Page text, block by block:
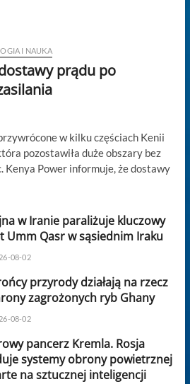
I NAUKA
prądu po
w kilku częściach Kenii
pozostawiła duże obszary bez
Kenya Power informuje, że dostawy
w Iranie paraliżuje kluczowy
Umm Qasr w sąsiednim Iraku
08-02
przyrody działają na rzecz
zagrożonych ryb Ghany
08-02
pancerz Kremla. Rosja
systemy obrony powietrznej
na sztucznej inteligencji